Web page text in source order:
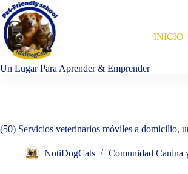
Saltar
al
contenido
Un Lugar Para Aprender & Emprender
INICIO
(50) Servicios veterinarios móviles a domicilio,
NotiDogCats Comunidad Canina